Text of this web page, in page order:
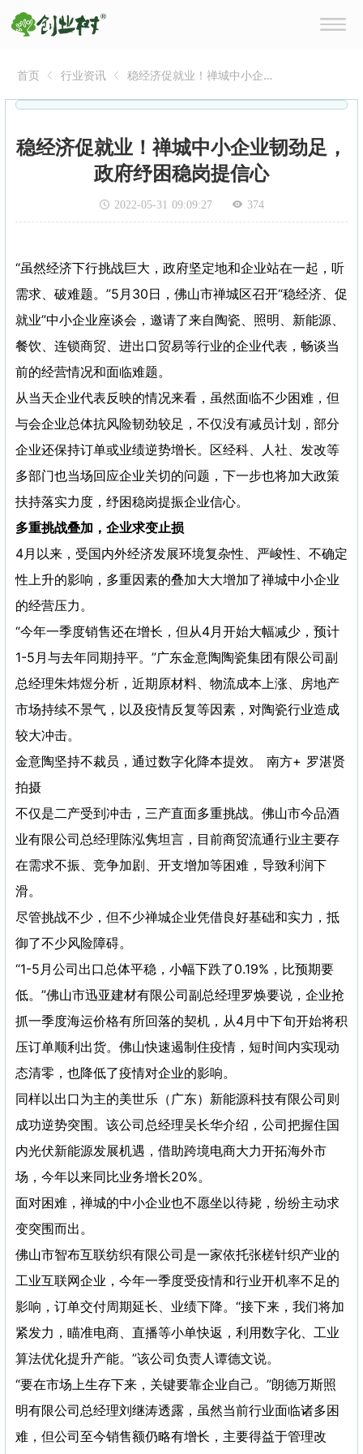
首页 行业资讯
稳经济促就业！禅城中小企
信心
稳经济促就业！禅城中小企业韧劲足，
政府纾困稳岗提信心
2022-05-31 09:09:27 374
“虽然经济下行挑战巨大，政府坚定地和企业站在一起，听
需求、破难题。”5月30日，佛山市禅城区召开“稳经济、促
就业”中小企业座谈会，邀请了来自陶瓷、照明、新能源、
餐饮、连锁商贸、进出口贸易等行业的企业代表，畅谈当
前的经营情况和面临难题。
从当天企业代表反映的情况来看，虽然面临不少困难，但
与会企业总体抗风险韧劲较足，不仅没有减员计划，部分
企业还保持订单或业绩逆势增长。区经科、人社、发改等
多部门也当场回应企业关切的问题，下一步也将加大政策
扶持落实力度，纾困稳岗提振企业信心。
多重挑战叠加，企业求变止损
4月以来，受国内外经济发展环境复杂性、严峻性、不确定
性上升的影响，多重因素的叠加大大增加了禅城中小企业
的经营压力。
“今年一季度销售还在增长，但从4月开始大幅减少，预计
1-5月与去年同期持平。”广东金意陶陶瓷集团有限公司副
总经理朱炜煜分析，近期原材料、物流成本上涨、房地产
市场持续不景气，以及疫情反复等因素，对陶瓷行业造成
较大冲击。
金意陶坚持不裁员，通过数字化降本提效。 南方+ 罗湛贤
拍摄
不仅是二产受到冲击，三产直面多重挑战。佛山市今品酒
业有限公司总经理陈泓隽坦言，目前商贸流通行业主要存
在需求不振、竞争加剧、开支增加等困难，导致利润下
滑。
尽管挑战不少，但不少禅城企业凭借良好基础和实力，抵
御了不少风险障碍。
“1-5月公司出口总体平稳，小幅下跌了0.19%，比预期要
低。”佛山市迅亚建材有限公司副总经理罗焕要说，企业抢
抓一季度海运价格有所回落的契机，从4月中下旬开始将积
压订单顺利出货。佛山快速遏制住疫情，短时间内实现动
态清零，也降低了疫情对企业的影响。
同样以出口为主的美世乐（广东）新能源科技有限公司则
成功逆势突围。该公司总经理吴长华介绍，公司把握住国
内光伏新能源发展机遇，借助跨境电商大力开拓海外市
场，今年以来同比业务增长20%。
面对困难，禅城的中小企业也不愿坐以待毙，纷纷主动求
变突围而出。
佛山市智布互联纺织有限公司是一家依托张槎针织产业的
工业互联网企业，今年一季度受疫情和行业开机率不足的
影响，订单交付周期延长、业绩下降。“接下来，我们将加
紧发力，瞄准电商、直播等小单快返，利用数字化、工业
算法优化提升产能。”该公司负责人谭德文说。
“要在市场上生存下来，关键要靠企业自己。”朗德万斯照
明有限公司总经理刘继涛透露，虽然当前行业面临诸多困
难，但公司至今销售额仍略有增长，主要得益于管理改